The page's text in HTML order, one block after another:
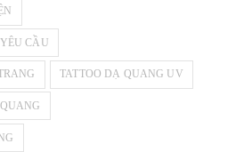
CẦU
TATTOO DẠ QUANG UV